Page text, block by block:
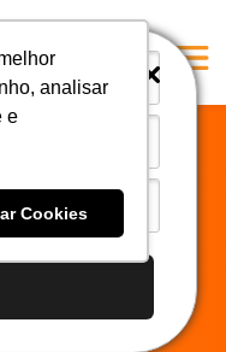
analisar
e
Cookies
i
i